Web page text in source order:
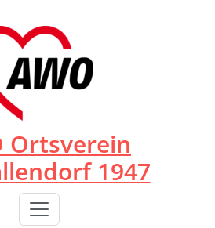
Ortsverein
1947